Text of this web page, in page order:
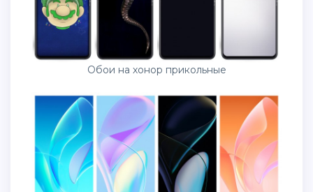
Обои на хонор прикольные